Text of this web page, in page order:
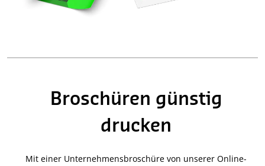
Broschüren günstig
drucken
Mit einer Unternehmensbroschüre von unserer Online-